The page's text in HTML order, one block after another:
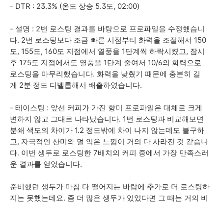
- DTR : 23.3% (온도 상승 5.3도, 02:00)
- 설명 : 2번 로스팅 결과를 바탕으로 프로파일을 수정했습니
다. 2번 로스팅보다 조금 빠른 시점부터 화력을 조절해서 150
도, 155도, 160도 지점에서 열풍을 1단계씩 하락시켰고, 잠시
후 175도 지점에서도 열풍을 1단계 줄여서 10/6의 화력으로
로스팅을 마무리했습니다. 화력을 낮췄기 때문에 충분히 길
게 2분 정도 디벨롭해서 배출하였습니다.
- 테이스팅 : 앞선 커피가 가진 향미 프로파일은 대체로 크게
변하지 않고 그대로 나타났습니다. 1번 로스팅과 비교해보면
분쇄 색도의 차이가 1.2 정도밖에 차이 나지 않는데도 불구하
고, 자극적인 산미와 덜 익은 느낌이 거의 다 사라진 것 같습니
다. 이번 생두로 로스팅한 7배치의 커피 중에서 가장 만족스러
운 결과를 얻었습니다.
준비했던 생두가 마침 다 떨어지는 바람에 추가로 더 로스팅하
지는 못했는데요. 좀 더 많은 생두가 있었다면 그 때는 거의 비